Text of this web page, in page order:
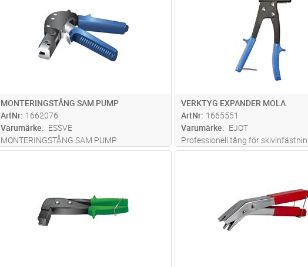
MONTERINGSTÅNG SAM PUMP
ArtNr 1662076
Varumärke
ESSVE
MONTERINGSTÅNG SAM PUMP
VERKTYG EXPANDER MOLA
ArtNr 1665551
Varumärke
EJOT
Professionell tång för
metallexpander.